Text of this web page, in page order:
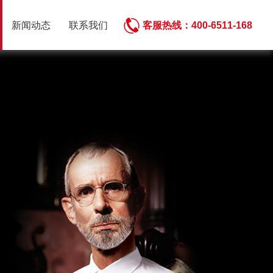
客服热线：400-6511-168
新闻动态 联系我们